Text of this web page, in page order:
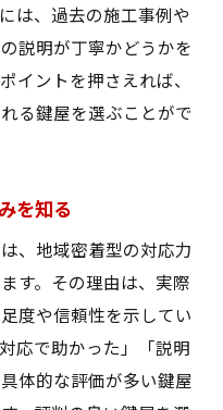
事前準備と注意点
ップのコツ
アップの実践テクニ
入と鍵屋の関わり方
鍵屋の選び方を解説
住宅防犯強化策
は、過去の施工事例や
説明が丁寧かどうかを
イントを押さえれば、
る鍵屋を選ぶことがで
を知る
、地域密着型の対応力
す。その理由は、実際
度や信頼性を示してい
応で助かった」「説明
体的な評価が多い鍵屋